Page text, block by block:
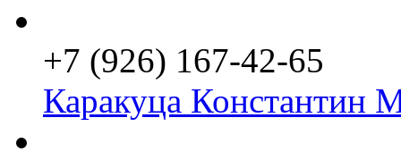
+7 (926) 167-42-65
Каракуца Константин